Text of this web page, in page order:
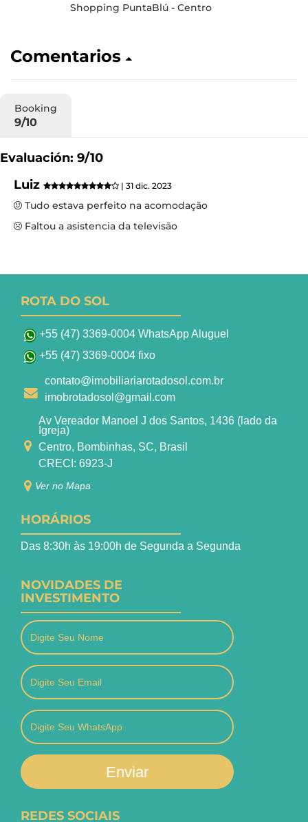
Shopping PuntaBlú - Centro
Comentarios
Booking
9/10
Evaluación: 9/10
Luiz
| 31 dic. 2023
Tudo estava perfeito na acomodação
Faltou a asistencia da televisão
ROTA DO SOL
+55 (47) 3369-0004 WhatsApp Aluguel
+55 (47) 3369-0004 fixo
contato@imobiliariarotadosol.com.br
imobrotadosol@gmail.com
Av Vereador Manoel J dos Santos, 1436 (lado da
Igreja)
Centro, Bombinhas, SC, Brasil
CRECI: 6923-J
Ver no Mapa
HORÁRIOS
Das 8:30h às 19:00h de Segunda a Segunda
NOVIDADES DE
INVESTIMENTO
Enviar
REDES SOCIAIS